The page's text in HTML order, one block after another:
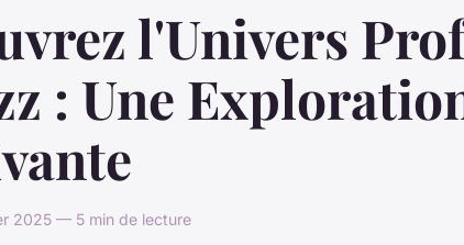
l'Univers
: Une
2025 — 5 min de lecture